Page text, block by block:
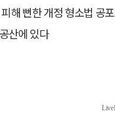
한 개정 형소법 공포한 대통령
산에 있다